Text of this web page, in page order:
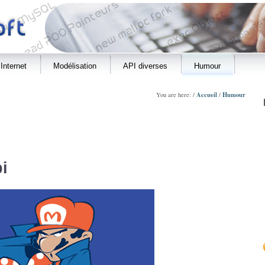
Internet Modélisation API diverses Humour
You are here: / Accueil / Humour